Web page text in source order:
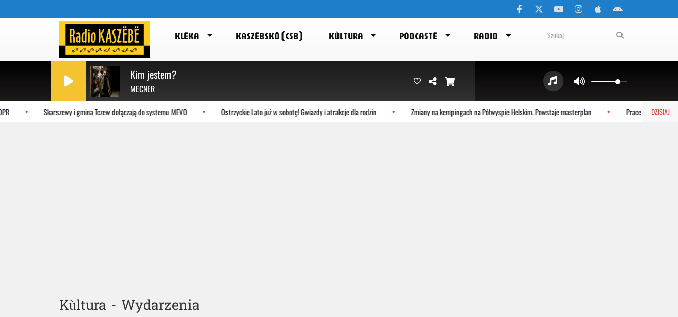
KLËKA KASZËBSKÔ (CSB) KÙLTURA PÒDCASTË RADIO
Kim jestem?
MECNER
DZISIAJ
Skarszewy i gmina Tczew dołączają do systemu MEVO Ostrzyckie Lato już w sobotę! Gwiazdy i atrakcje dla rodzin Zmiany na kempingach na Półwyspie Helskim. Powstaje masterplan Prace na plaży we
Kùltura - Wydarzenia